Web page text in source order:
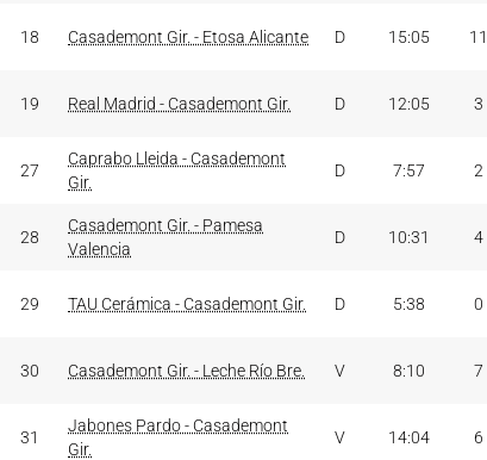
18 Casademont Gir. - Etosa Alicante D 15:05 11
19 Real Madrid - Casademont Gir. D 12:05 3
27
Caprabo Lleida - Casademont
Gir.
D 7:57 2
28
Casademont Gir. - Pamesa
Valencia
D 10:31 4
29 TAU Cerámica - Casademont Gir. D 5:38 0
30 Casademont Gir. - Leche Río Bre. V 8:10 7
31
Jabones Pardo - Casademont
Gir.
V 14:04 6